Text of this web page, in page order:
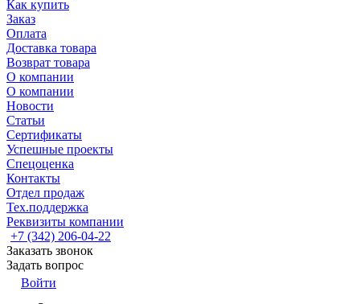
Как купить
Заказ
Оплата
Доставка товара
Возврат товара
О компании
О компании
Новости
Статьи
Сертификаты
Успешные проекты
Спецоценка
Контакты
Отдел продаж
Тех.поддержка
Реквизиты компании
+7 (342) 206-04-22
Заказать звонок
Задать вопрос
Войти